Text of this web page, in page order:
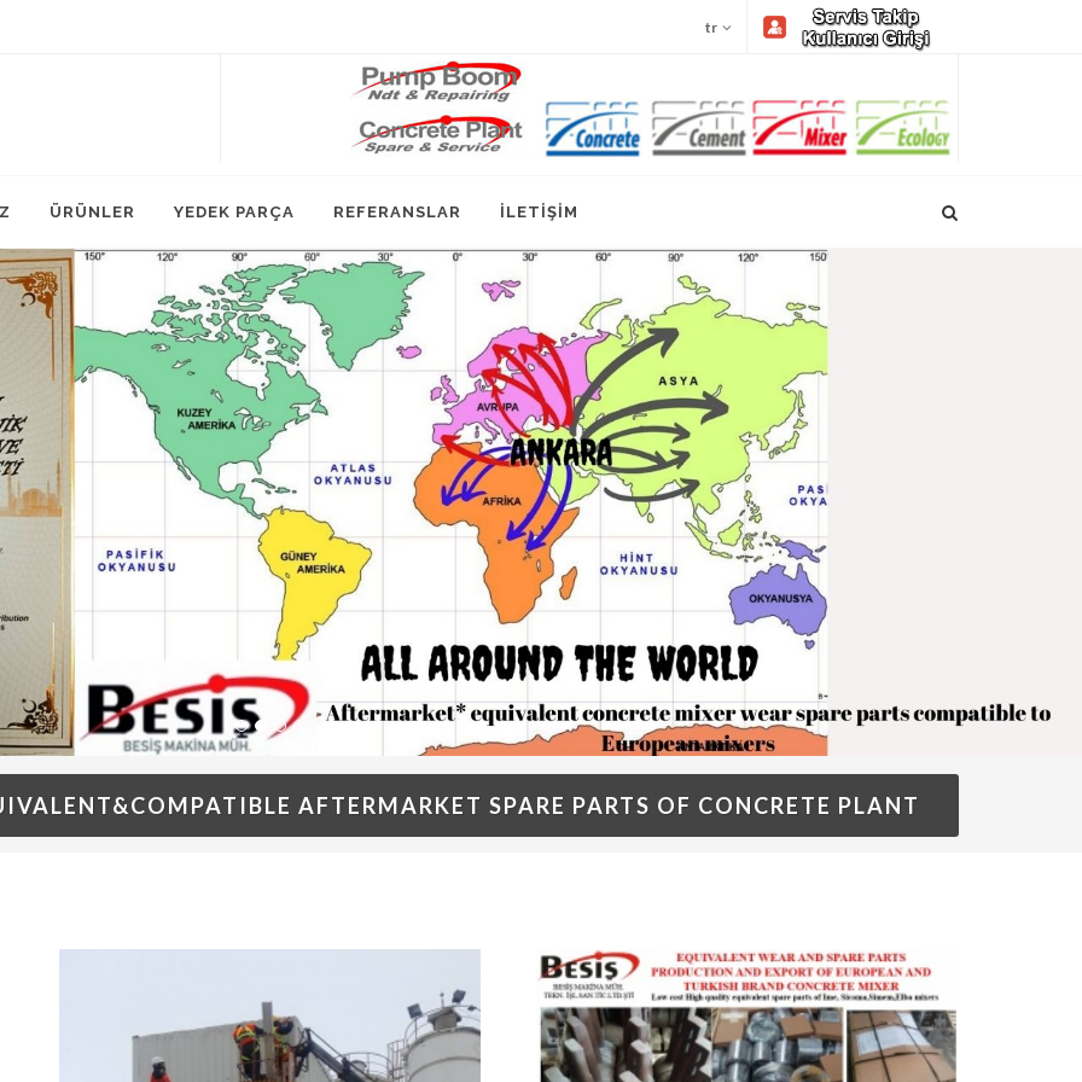
tr
ÜRÜNLER YEDEK PARÇA REFERANSLAR İLETİŞİM
AFTERMARKET SPARE PARTS OF CONCRETE PLANT